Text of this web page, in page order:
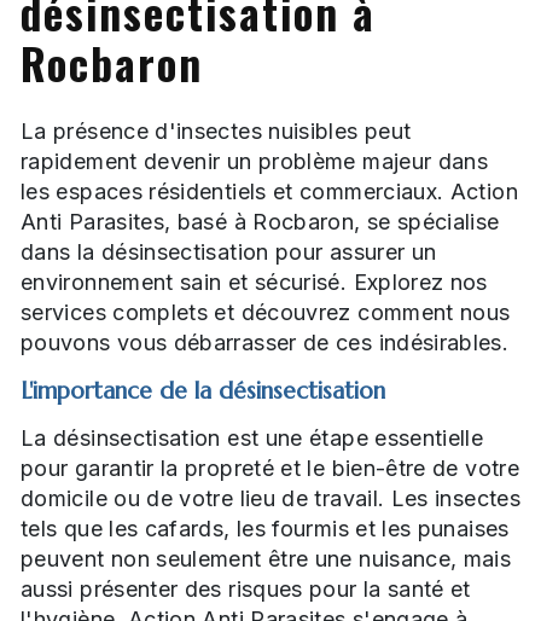
Rocbaron
La présence d'insectes nuisibles peut
rapidement devenir un problème majeur dans
les espaces résidentiels et commerciaux. Action
Anti Parasites, basé à Rocbaron, se spécialise
dans la désinsectisation pour assurer un
environnement sain et sécurisé. Explorez nos
services complets et découvrez comment nous
pouvons vous débarrasser de ces indésirables.
L'importance de la désinsectisation
La désinsectisation est une étape essentielle
pour garantir la propreté et le bien-être de votre
domicile ou de votre lieu de travail. Les insectes
tels que les cafards, les fourmis et les punaises
peuvent non seulement être une nuisance, mais
aussi présenter des risques pour la santé et